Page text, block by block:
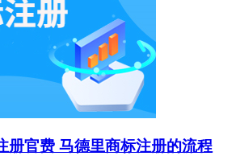
册官费 马德里商标注册的流程